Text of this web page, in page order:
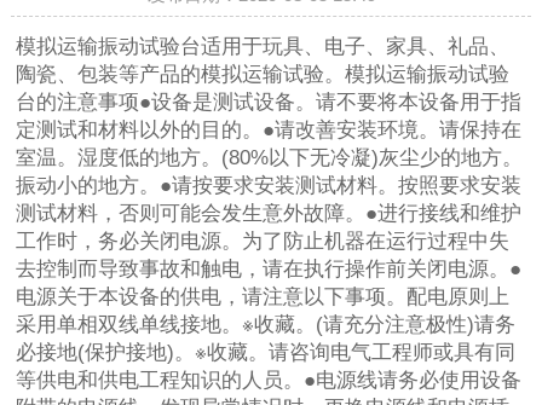
模拟运输振动试验台适用于玩具、电子、家具、礼品、
陶瓷、包装等产品的模拟运输试验。模拟运输振动试验
台的注意事项●设备是测试设备。请不要将本设备用于指
定测试和材料以外的目的。●请改善安装环境。请保持在
室温。湿度低的地方。(80%以下无冷凝)灰尘少的地方。
振动小的地方。●请按要求安装测试材料。按照要求安装
测试材料，否则可能会发生意外故障。●进行接线和维护
工作时，务必关闭电源。为了防止机器在运行过程中失
去控制而导致事故和触电，请在执行操作前关闭电源。●
电源关于本设备的供电，请注意以下事项。配电原则上
采用单相双线单线接地。※收藏。(请充分注意极性)请务
必接地(保护接地)。※收藏。请咨询电气工程师或具有同
等供电和供电工程知识的人员。●电源线请务必使用设备